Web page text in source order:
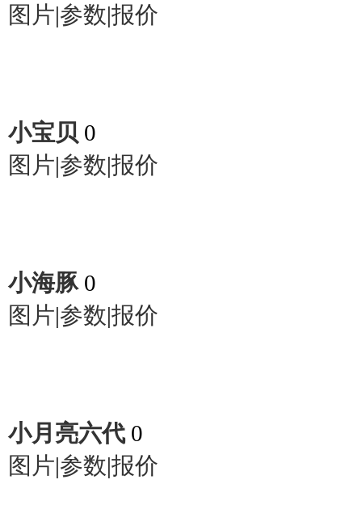
图片|参数|报价
小宝贝 0
图片|参数|报价
小海豚 0
图片|参数|报价
小月亮六代 0
图片|参数|报价